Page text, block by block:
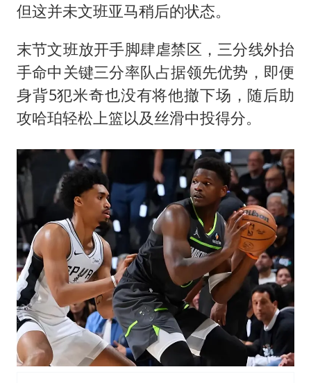
但这并未文班亚马稍后的状态。
末节文班放开手脚肆虐禁区，三分线外抬
手命中关键三分率队占据领先优势，即便
身背5犯米奇也没有将他撤下场，随后助
攻哈珀轻松上篮以及丝滑中投得分。